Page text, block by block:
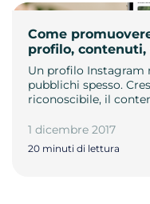
Come
profilo,
Un profilo Instagram
pubblichi spesso.
riconoscibile, il
1 dicembre 2017
20 minuti di lettura